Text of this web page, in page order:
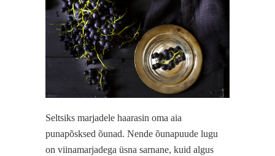
Seltsiks marjadele haarasin oma aia
punapõsksed õunad. Nende õunapuude lugu
on viinamarjadega üsna sarnane, kuid algus